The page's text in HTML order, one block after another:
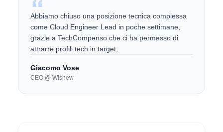
Abbiamo chiuso una posizione tecnica complessa
come Cloud Engineer Lead in poche settimane,
grazie a TechCompenso che ci ha permesso di
attrarre profili tech in target.
Giacomo Vose
CEO @ Wishew